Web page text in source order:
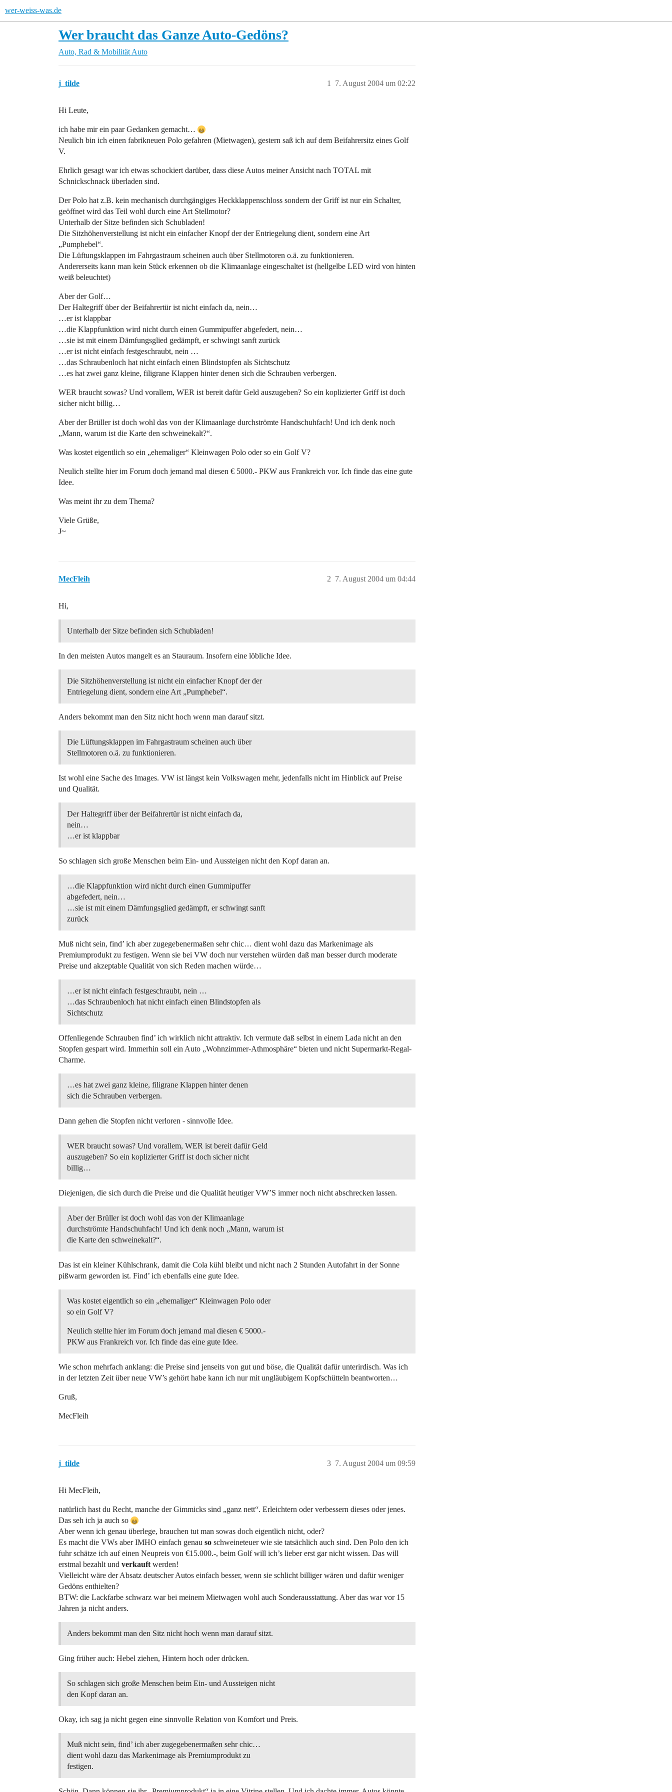
wer-weiss-was.de
Wer braucht das Ganze Auto-Gedöns?
Auto, Rad & Mobilität Auto
j_tilde 7. August 2004 um 02:22
1
Hi Leute,
ich habe mir ein paar Gedanken gemacht…
Neulich bin ich einen fabrikneuen Polo gefahren (Mietwagen), gestern saß ich auf dem Beifahrersitz eines Golf
V.
Ehrlich gesagt war ich etwas schockiert darüber, dass diese Autos meiner Ansicht nach TOTAL mit
Schnickschnack überladen sind.
Der Polo hat z.B. kein mechanisch durchgängiges Heckklappenschloss sondern der Griff ist nur ein Schalter,
geöffnet wird das Teil wohl durch eine Art Stellmotor?
Unterhalb der Sitze befinden sich Schubladen!
Die Sitzhöhenverstellung ist nicht ein einfacher Knopf der der Entriegelung dient, sondern eine Art
„Pumphebel“.
Die Lüftungsklappen im Fahrgastraum scheinen auch über Stellmotoren o.ä. zu funktionieren.
Andererseits kann man kein Stück erkennen ob die Klimaanlage eingeschaltet ist (hellgelbe LED wird von hinten
weiß beleuchtet)
Aber der Golf…
Der Haltegriff über der Beifahrertür ist nicht einfach da, nein…
…er ist klappbar
…die Klappfunktion wird nicht durch einen Gummipuffer abgefedert, nein…
…sie ist mit einem Dämfungsglied gedämpft, er schwingt sanft zurück
…er ist nicht einfach festgeschraubt, nein …
…das Schraubenloch hat nicht einfach einen Blindstopfen als Sichtschutz
…es hat zwei ganz kleine, filigrane Klappen hinter denen sich die Schrauben verbergen.
WER braucht sowas? Und vorallem, WER ist bereit dafür Geld auszugeben? So ein koplizierter Griff ist doch
sicher nicht billig…
Aber der Brüller ist doch wohl das von der Klimaanlage durchströmte Handschuhfach! Und ich denk noch
„Mann, warum ist die Karte den schweinekalt?“.
Was kostet eigentlich so ein „ehemaliger“ Kleinwagen Polo oder so ein Golf V?
Neulich stellte hier im Forum doch jemand mal diesen € 5000.- PKW aus Frankreich vor. Ich finde das eine gute
Idee.
Was meint ihr zu dem Thema?
Viele Grüße,
J~
MecFleih 7. August 2004 um 04:44
2
Hi,
Unterhalb der Sitze befinden sich Schubladen!
In den meisten Autos mangelt es an Stauraum. Insofern eine löbliche Idee.
Die Sitzhöhenverstellung ist nicht ein einfacher Knopf der der
Entriegelung dient, sondern eine Art „Pumphebel“.
Anders bekommt man den Sitz nicht hoch wenn man darauf sitzt.
Die Lüftungsklappen im Fahrgastraum scheinen auch über
Stellmotoren o.ä. zu funktionieren.
Ist wohl eine Sache des Images. VW ist längst kein Volkswagen mehr, jedenfalls nicht im Hinblick auf Preise
und Qualität.
Der Haltegriff über der Beifahrertür ist nicht einfach da,
nein…
…er ist klappbar
So schlagen sich große Menschen beim Ein- und Aussteigen nicht den Kopf daran an.
…die Klappfunktion wird nicht durch einen Gummipuffer
abgefedert, nein…
…sie ist mit einem Dämfungsglied gedämpft, er schwingt sanft
zurück
Muß nicht sein, find’ ich aber zugegebenermaßen sehr chic… dient wohl dazu das Markenimage als
Premiumprodukt zu festigen. Wenn sie bei VW doch nur verstehen würden daß man besser durch moderate
Preise und akzeptable Qualität von sich Reden machen würde…
…er ist nicht einfach festgeschraubt, nein …
…das Schraubenloch hat nicht einfach einen Blindstopfen als
Sichtschutz
Offenliegende Schrauben find’ ich wirklich nicht attraktiv. Ich vermute daß selbst in einem Lada nicht an den
Stopfen gespart wird. Immerhin soll ein Auto „Wohnzimmer-Athmosphäre“ bieten und nicht Supermarkt-Regal-
Charme.
…es hat zwei ganz kleine, filigrane Klappen hinter denen
sich die Schrauben verbergen.
Dann gehen die Stopfen nicht verloren - sinnvolle Idee.
WER braucht sowas? Und vorallem, WER ist bereit dafür Geld
auszugeben? So ein koplizierter Griff ist doch sicher nicht
billig…
Diejenigen, die sich durch die Preise und die Qualität heutiger VW’S immer noch nicht abschrecken lassen.
Aber der Brüller ist doch wohl das von der Klimaanlage
durchströmte Handschuhfach! Und ich denk noch „Mann, warum ist
die Karte den schweinekalt?“.
Das ist ein kleiner Kühlschrank, damit die Cola kühl bleibt und nicht nach 2 Stunden Autofahrt in der Sonne
pißwarm geworden ist. Find’ ich ebenfalls eine gute Idee.
Was kostet eigentlich so ein „ehemaliger“ Kleinwagen Polo oder
so ein Golf V?
Neulich stellte hier im Forum doch jemand mal diesen € 5000.-
PKW aus Frankreich vor. Ich finde das eine gute Idee.
Wie schon mehrfach anklang: die Preise sind jenseits von gut und böse, die Qualität dafür unterirdisch. Was ich
in der letzten Zeit über neue VW’s gehört habe kann ich nur mit ungläubigem Kopfschütteln beantworten…
Gruß,
MecFleih
j_tilde 7. August 2004 um 09:59
3
Hi MecFleih,
natürlich hast du Recht, manche der Gimmicks sind „ganz nett“. Erleichtern oder verbessern dieses oder jenes.
Das seh ich ja auch so
Aber wenn ich genau überlege, brauchen tut man sowas doch eigentlich nicht, oder?
Es macht die VWs aber IMHO einfach genau so schweineteuer wie sie tatsächlich auch sind. Den Polo den ich
fuhr schätze ich auf einen Neupreis von €15.000.-, beim Golf will ich’s lieber erst gar nicht wissen. Das will
erstmal bezahlt und verkauft werden!
Vielleicht wäre der Absatz deutscher Autos einfach besser, wenn sie schlicht billiger wären und dafür weniger
Gedöns enthielten?
BTW: die Lackfarbe schwarz war bei meinem Mietwagen wohl auch Sonderausstattung. Aber das war vor 15
Jahren ja nicht anders.
Anders bekommt man den Sitz nicht hoch wenn man darauf sitzt.
Ging früher auch: Hebel ziehen, Hintern hoch oder drücken.
So schlagen sich große Menschen beim Ein- und Aussteigen nicht
den Kopf daran an.
Okay, ich sag ja nicht gegen eine sinnvolle Relation von Komfort und Preis.
Muß nicht sein, find’ ich aber zugegebenermaßen sehr chic…
dient wohl dazu das Markenimage als Premiumprodukt zu
festigen.